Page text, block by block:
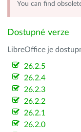
You can find
Dostupné verze
LibreOffice je
26.2.5
26.2.4
26.2.3
26.2.2
26.2.1
26.2.0